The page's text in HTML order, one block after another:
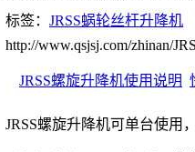
标签： JRSS蜗轮丝杆升降机
http://www.qsjsj.com/zhinan/
JRSS螺旋升降机使用说明
JRSS螺旋升降机可单台使用